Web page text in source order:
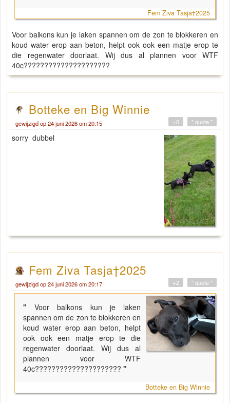
Fem Ziva Tasja†2025
Voor balkons kun je laken spannen om de zon te blokkeren en
koud water erop aan beton, helpt ook ook een matje erop te
die regenwater doorlaat. Wij dus al plannen voor WTF
40c?????????????????????
Botteke en Big Winnie
gewijzigd op 24 juni 2026 om 20:15 " quote "
+0
sorry dubbel
Fem Ziva Tasja†2025
gewijzigd op 24 juni 2026 om 20:17 " quote "
+2
"Voor balkons kun je laken
spannen om de zon te blokkeren en
koud water erop aan beton, helpt
ook ook een matje erop te die
regenwater doorlaat. Wij dus al
plannen voor WTF
40c????????????????????? "
Botteke en Big Winnie